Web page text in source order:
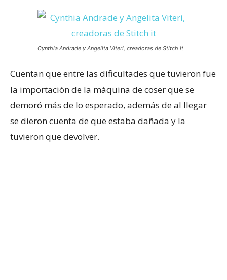
Cynthia Andrade y Angelita Viteri, creadoras de Stitch it
Cuentan que entre las dificultades que tuvieron fue
la importación de la máquina de coser que se
demoró más de lo esperado, además de al llegar
se dieron cuenta de que estaba dañada y la
tuvieron que devolver.